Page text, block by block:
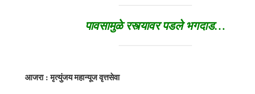
पावसामुळे रस्त्यावर पडले भगदाड…
आजरा : मृत्युंजय महान्यूज वृत्तसेवा